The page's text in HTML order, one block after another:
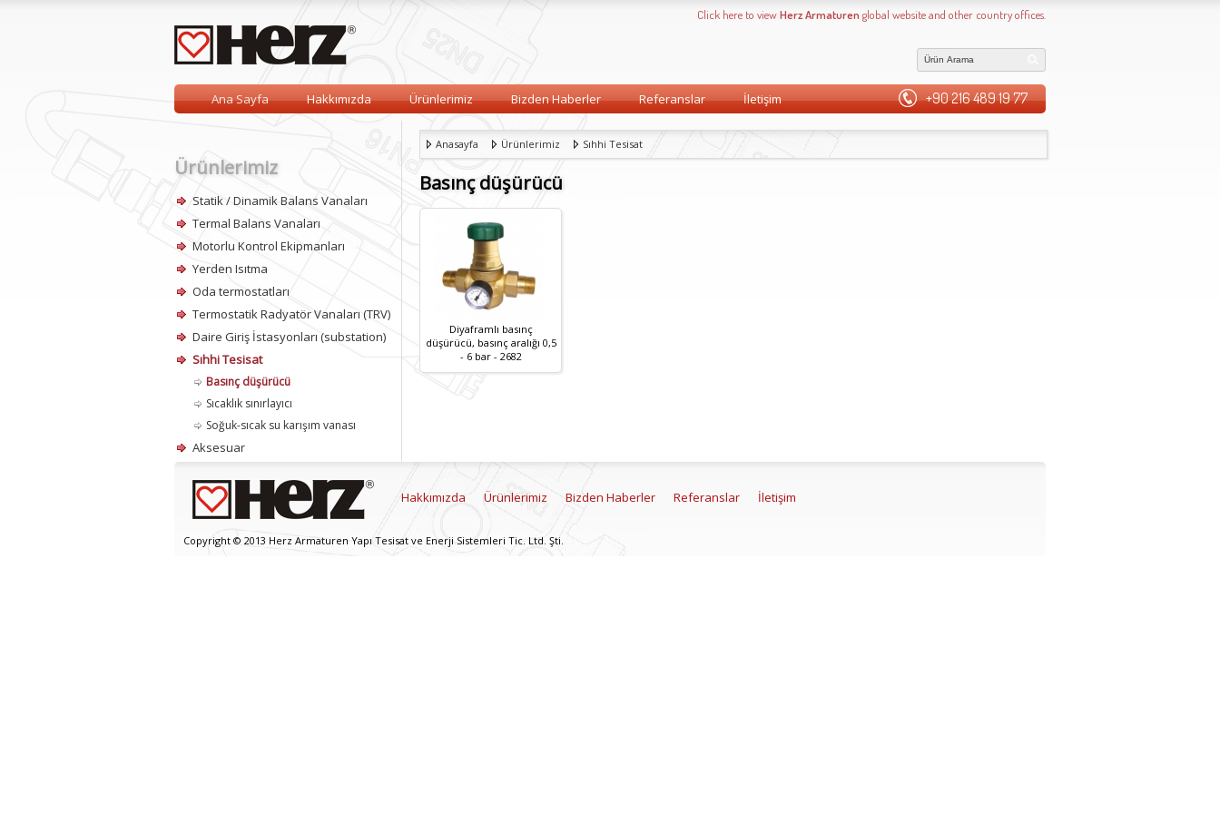
Ana Sayfa Hakkımızda Ürünlerimiz Bizden Haberler Referanslar İletişim +90 216 489 19 77
Click here to viewHerz Armaturen global website and other country offices.
Ürünlerimiz
Statik / Dinamik Balans Vanaları
Termal Balans Vanaları
Motorlu Kontrol Ekipmanları
Yerden Isıtma
Oda termostatları
Termostatik Radyatör Vanaları (TRV)
Daire Giriş İstasyonları (substation)
Sıhhi Tesisat
Basınç düşürücü
Sıcaklık sınırlayıcı
Soğuk-sıcak su karışım vanası
Aksesuar
Anasayfa Ürünlerimiz Sıhhi Tesisat
Basınç düşürücü
Diyaframlı basınç
düşürücü, basınç aralığı 0,5
- 6 bar - 2682
Copyright © 2013 Herz Armaturen Yapı Tesisat ve Enerji Sistemleri Tic. Ltd. Şti.
Hakkımızda Ürünlerimiz Bizden Haberler Referanslar İletişim